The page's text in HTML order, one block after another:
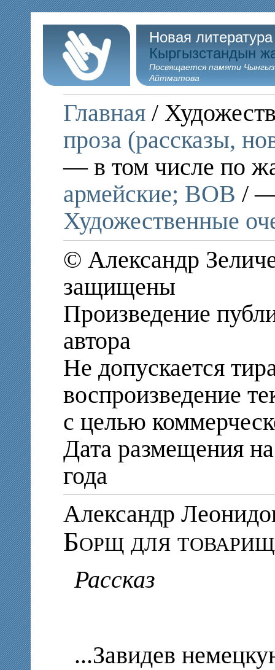
Новая
Кыргызстандын
Посвящается памяти
Айтматова
Главная /
проза (рассказы,
— в том числе по
армейские; ВОВ / —
Художественные
© Александр
защищены
Произведение
автора
Не допускается
воспроизведение
с целью
Дата размещения
года
Александр
Борщ для
Рассказ
...Завидев